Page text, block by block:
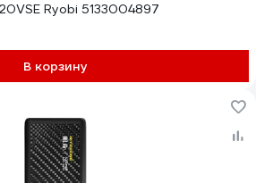
Ryobi 5133004897
В корзину